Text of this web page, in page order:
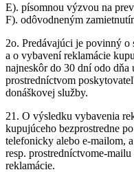
E). písomnou výzvou na
F). odôvodneným
2o. Predávajúci je povinný o
a o vybavení reklamácie
najneskôr do 30 dní odo dňa
prostredníctvom
donáškovej služby.
21. O výsledku vybavenia
kupujúceho bezprostredne
telefonicky alebo e-mailom,
resp. prostredníctvome-
reklamácie.